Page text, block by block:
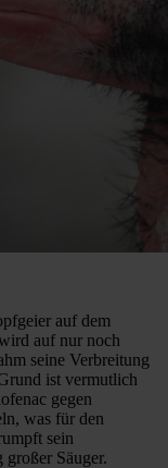
auf dem
auf nur noch
seine Verbreitung
ist vermutlich
gegen
was für den
sein
Säuger.